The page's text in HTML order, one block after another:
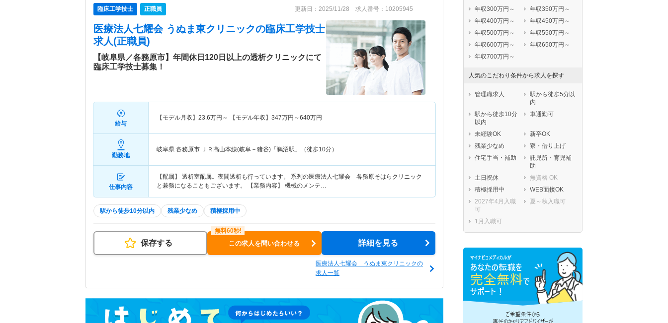
臨床工学技士 正職員 更新日：2025/11/28 求人番号：10205945
医療法人七耀会 うぬま東クリニックの臨床工学技士
求人(正職員)
【岐阜県／各務原市】年間休日120日以上の透析クリニックにて
臨床工学技士募集！
給与
【モデル月収】 23.6万円～ 【モデル年収】 347万円～640万円
勤務地
岐阜県 各務原市 ＪＲ高山本線(岐阜－猪谷)「鵜沼駅」（徒歩10分）
仕事内容
【配属】 透析室配属。夜間透析も行っています。 系列の医療法人七耀会 各務原そはらクリニック
と兼務になることもございます。 【業務内容】 機械のメンテ…
駅から徒歩10分以内 残業少なめ 積極採用中
保存する この求人を問い合わせる 詳細を見る
医療法人七耀会 うぬま東クリニックの
求人一覧
年収300万円～
年収350万円～
年収400万円～
年収450万円～
年収500万円～
年収550万円～
年収600万円～
年収650万円～
年収700万円～
人気のこだわり条件から求人を探す
管理職求人
駅から徒歩5分以
内
駅から徒歩10分
以内
車通勤可
未経験OK
新卒OK
残業少なめ
寮・借り上げ
住宅手当・補助
託児所・育児補
助
土日祝休
無資格 OK
積極採用中
WEB面接OK
2027年4月入職
可
夏～秋入職可
1月入職可